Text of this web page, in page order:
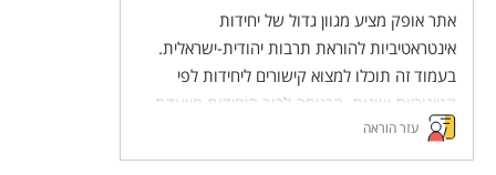
אתר אופק מציע מגוון גדול של יחידות
אינטראטיביות להוראת תרבות יהודית-ישראלית.
בעמוד זה תוכלו למצוא קישורים ליחידות לפי
קטיגוריות שונות. הכניסה לרוב היחידות מיועדת
לבעלי מנוי לאתר.
עזר הוראה